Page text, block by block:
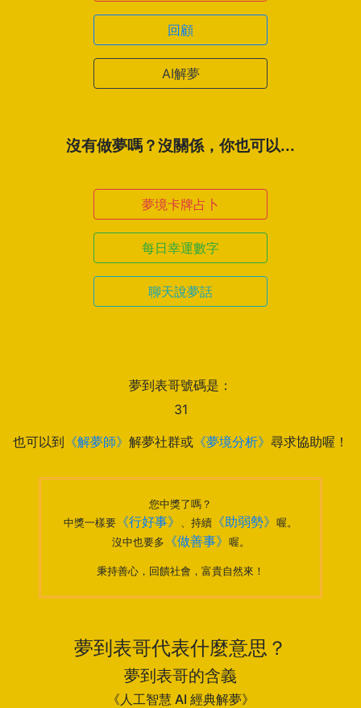
回顧
AI解夢
沒有做夢嗎？沒關係，你也可以...
夢境卡牌占卜
每日幸運數字
聊天說夢話
夢到表哥號碼是：
31
也可以到 《解夢師》 解夢社群或 《夢境分析》 尋求協助喔！
您中獎了嗎？
中獎一樣要 《行好事》 、持續 《助弱勢》 喔。
沒中也要多
《做善事》 喔。
秉持善心，回饋社會，富貴自然來！
夢到表哥代表什麼意思？
夢到表哥的含義
《人工智慧 AI 經典解夢》